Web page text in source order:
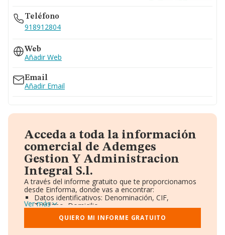
Teléfono
918912804
Web
Añadir Web
Email
Añadir Email
Acceda a toda la información
comercial de Ademges
Gestion Y Administracion
Integral S.l.
A través del informe gratuito que te proporcionamos
desde Einforma, donde vas a encontrar:
Datos identificativos: Denominación, CIF,
Teléfono, Domicilio.
Informe Mercantil Completo (BORME).
Gráficos de Evolución Ventas y Empleados.
Consejo de Administración y Administradores.
Ver más
QUIERO MI INFORME GRATUITO